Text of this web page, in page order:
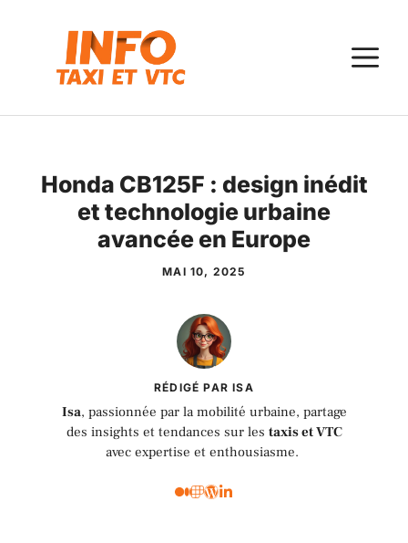
contenu
Honda CB125F : design inédit
et technologie urbaine
avancée en Europe
MAI 10, 2025
RÉDIGÉ PAR ISA
Isa, passionnée par la mobilité urbaine, partage
des insights et tendances sur les taxis et VTC
avec expertise et enthousiasme.